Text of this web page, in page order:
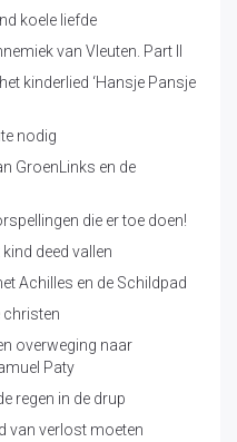
koele liefde
van Vleuten. Part II
kinderlied ‘Hansje Pansje
nodig
GroenLinks en de
die er toe doen!
deed vallen
Achilles en de Schildpad
christen
overweging naar
Paty
regen in de drup
van verlost moeten